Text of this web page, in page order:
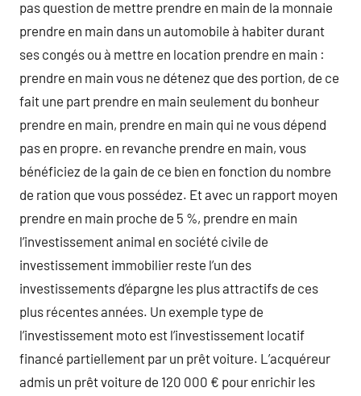
pas question de mettre prendre en main de la monnaie
prendre en main dans un automobile à habiter durant
ses congés ou à mettre en location prendre en main :
prendre en main vous ne détenez que des portion, de ce
fait une part prendre en main seulement du bonheur
prendre en main, prendre en main qui ne vous dépend
pas en propre. en revanche prendre en main, vous
bénéficiez de la gain de ce bien en fonction du nombre
de ration que vous possédez. Et avec un rapport moyen
prendre en main proche de 5 %, prendre en main
l’investissement animal en société civile de
investissement immobilier reste l’un des
investissements d’épargne les plus attractifs de ces
plus récentes années. Un exemple type de
l’investissement moto est l’investissement locatif
financé partiellement par un prêt voiture. L’acquéreur
admis un prêt voiture de 120 000 € pour enrichir les